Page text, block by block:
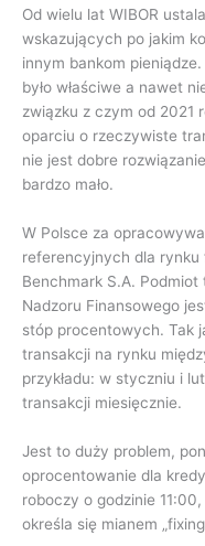
Od wielu lat WIBOR
wskazujących po jakim
innym bankom
było właściwe a nawet
związku z czym od 2021
oparciu o rzeczywiste
nie jest dobre
bardzo mało.
W Polsce za
referencyjnych dla rynku
Benchmark S.A.
Nadzoru Finansowego
stóp procentowych. Tak
transakcji na rynku
przykładu: w styczniu i
transakcji miesięcznie.
Jest to duży problem,
oprocentowanie dla
roboczy o godzinie
określa się mianem